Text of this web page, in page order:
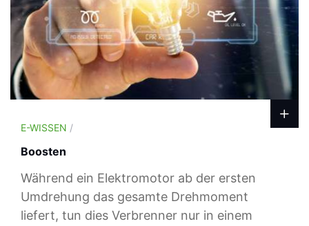
E-WISSEN /
Boosten
Während ein Elektromotor ab der ersten
Umdrehung das gesamte Drehmoment
liefert, tun dies Verbrenner nur in einem